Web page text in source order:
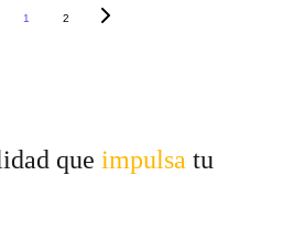
1 2
que impulsa tu